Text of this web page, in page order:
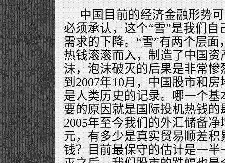
中国目前的经济金融形势
必须承认，这个“雪”是我们自
需求的下降。“雪”有两个层
热钱滚滚而入，制造了中国
沫，泡沫破灭的后果是非常惨
到2007年10月，中国股市和
是人类历史的记录。哪一个
要的原因就是国际投机热钱
2005年至今我们的外汇储备
元，有多少是真实贸易顺差
钱？目前最保守的估计是一